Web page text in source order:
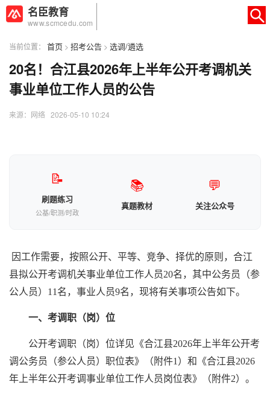
名臣教育
www.scmcedu.com
当前位置： 首页 > 招考公告 > 选调/遴选
20名！合江县2026年上半年公开考调机关
事业单位工作人员的公告
来源：网络 2026-05-10 10:24
📝
刷题练习
公基/职测/时政
📚
真题教材
💬
关注公众号
因工作需要，按照公开、平等、竞争、择优的原则，合江
县拟公开考调机关事业单位工作人员20名，其中公务员（参
公人员）11名，事业人员9名，现将有关事项公告如下。
一、考调职（岗）位
公开考调职（岗）位详见《合江县2026年上半年公开考
调公务员（参公人员）职位表》（附件1）和《合江县2026
年上半年公开考调事业单位工作人员岗位表》（附件2）。
AI智能助手 转人工